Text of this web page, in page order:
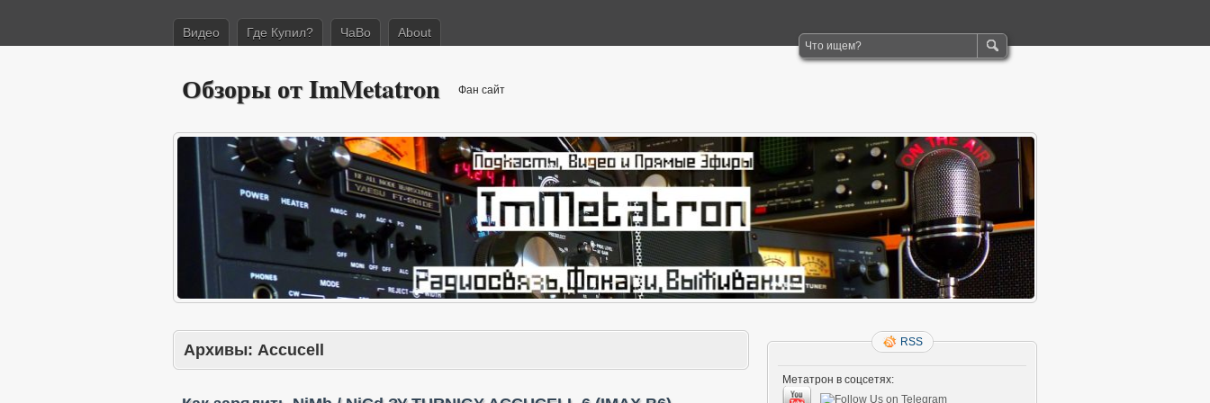
Видео Где Купил? ЧаВо About
Обзоры от ImMetatron Фан сайт
Архивы: Accucell RSS
Метатрон в соцсетях: